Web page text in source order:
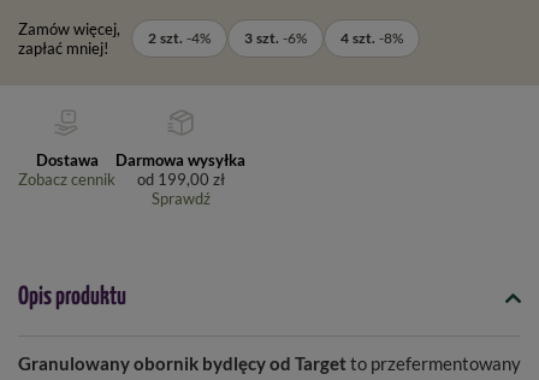
Zamów więcej,
zapłać mniej!
2 szt. -4% 3 szt. -6% 4 szt. -8%
Dostawa
Zobacz cennik
Darmowa wysyłka
od 199,00 zł
Sprawdź
Opis produktu
Granulowany obornik bydlęcy od Targetto przefermentowany